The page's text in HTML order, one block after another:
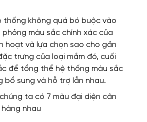
thống không quá bó buộc vào
phỏng màu sắc chính xác của
hoạt và lựa chọn sao cho gần
trưng của loại mắm đó, cuối
để tổng thể hệ thống màu sắc
bổ sung và hỗ trợ lẫn nhau.
ta có 7 màu đại diện cân
nhau